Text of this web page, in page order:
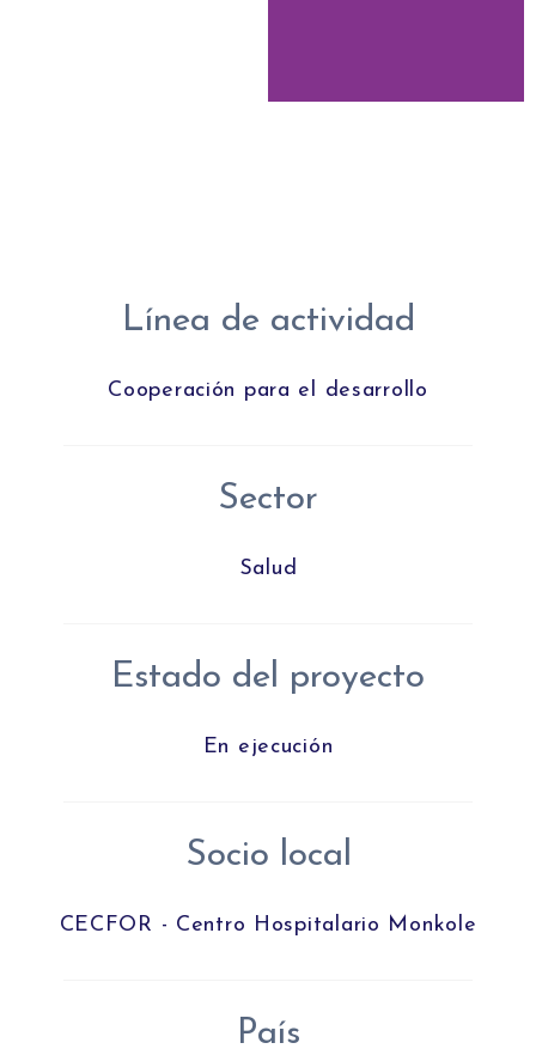
Línea de actividad
Cooperación para el desarrollo
Sector
Salud
Estado del proyecto
En ejecución
Socio local
CECFOR - Centro Hospitalario Monkole
País